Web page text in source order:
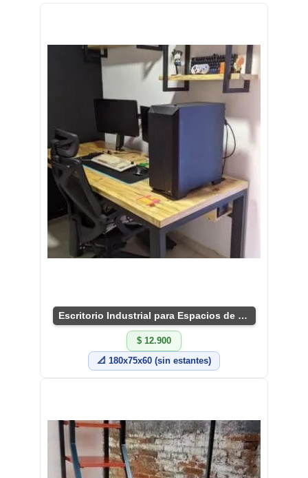
Escritorio Industrial para Espacios de Trabajo
$ 12.900
📐 180x75x60 (sin estantes)